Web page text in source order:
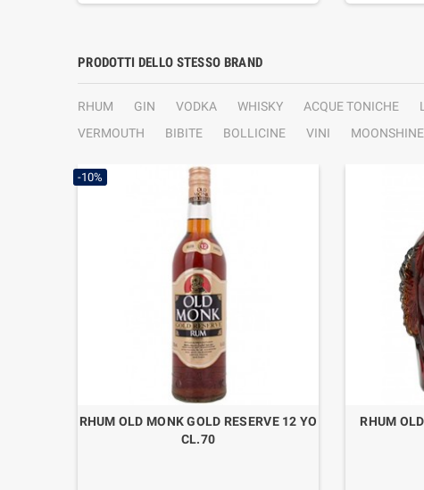
PRODOTTI DELLO STESSO BRAND
RHUM GIN VODKA WHISKY ACQUE TONICHE
VERMOUTH
BIBITE BOLLICINE VINI MOONSHINE
-10%
RHUM OLD MONK GOLD RESERVE 12 YO
CL.70
RHUM